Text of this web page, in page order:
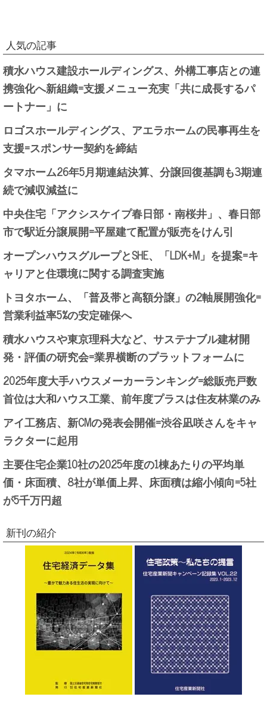
人気の記事
積水ハウス建設ホールディングス、外構工事店との連
携強化へ新組織=支援メニュー充実「共に成長するパ
ートナー」に
ロゴスホールディングス、アエラホームの民事再生を
支援=スポンサー契約を締結
タマホーム26年5月期連結決算、分譲回復基調も3期連
続で減収減益に
中央住宅「アクシスケイプ春日部・南桜井」、春日部
市で駅近分譲展開=平屋建て配置が販売をけん引
オープンハウスグループとSHE、「LDK+M」を提案=キ
ャリアと住環境に関する調査実施
トヨタホーム、「普及帯と高額分譲」の2軸展開強化=
営業利益率5%の安定確保へ
積水ハウスや東京理科大など、サステナブル建材開
発・評価の研究会=業界横断のプラットフォームに
2025年度大手ハウスメーカーランキング=総販売戸数
首位は大和ハウス工業、前年度プラスは住友林業のみ
アイ工務店、新CMの発表会開催=渋谷凪咲さんをキャ
ラクターに起用
主要住宅企業10社の2025年度の1棟あたりの平均単
価・床面積、8社が単価上昇、床面積は縮小傾向=5社
が5千万円超
新刊の紹介